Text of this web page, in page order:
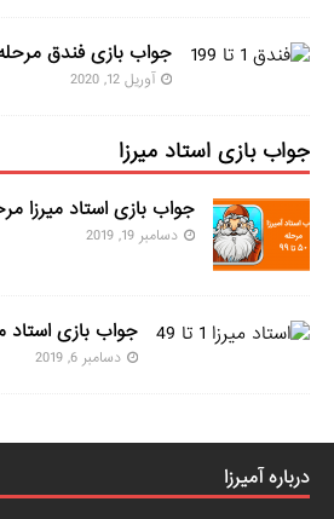
جواب بازی فندق مرحله ۱ تا
آوریل 12, 2020
جواب بازی استاد میرزا
جواب بازی استاد میرزا مرحله ۵۰
دسامبر 19, 2019
جواب بازی استاد
دسامبر 6, 2019
درباره آمیرزا